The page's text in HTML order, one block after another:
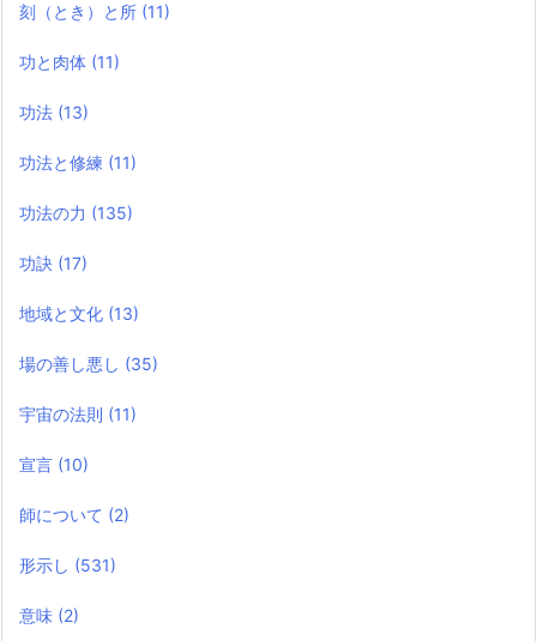
刻（とき）と所 (11)
功と肉体 (11)
功法 (13)
功法と修練 (11)
功法の力 (135)
功訣 (17)
地域と文化 (13)
場の善し悪し (35)
宇宙の法則 (11)
宣言 (10)
師について (2)
形示し (531)
意味 (2)